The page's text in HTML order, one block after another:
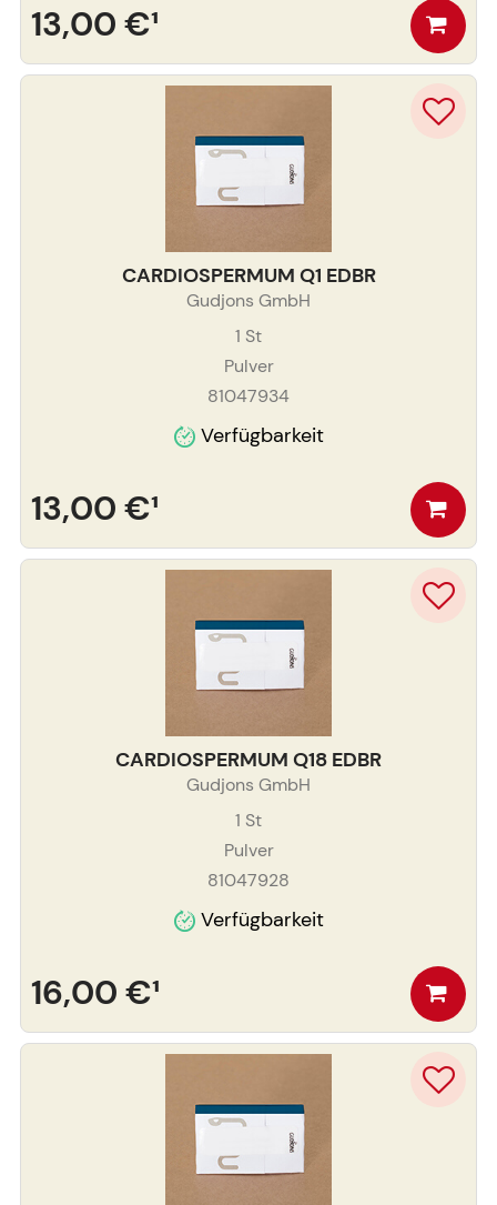
13,00 €¹
CARDIOSPERMUM Q1 EDBR
Gudjons GmbH
1 St
Pulver
81047934
Verfügbarkeit
13,00 €¹
CARDIOSPERMUM Q18 EDBR
Gudjons GmbH
1 St
Pulver
81047928
Verfügbarkeit
16,00 €¹